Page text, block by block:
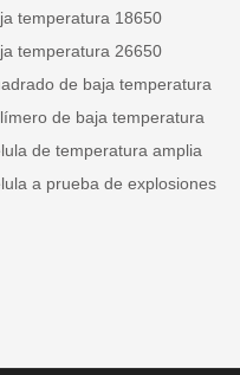
temperatura 18650
temperatura 26650
de baja temperatura
de baja temperatura
de temperatura amplia
a prueba de explosiones